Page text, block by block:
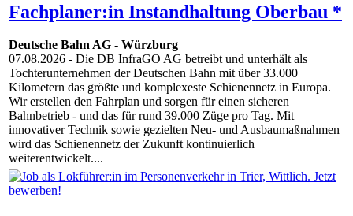
Fachplaner:in Instandhaltung Oberbau *
Deutsche Bahn AG - Würzburg
07.08.2026 - Die DB InfraGO AG betreibt und unterhält als
Tochterunternehmen der Deutschen Bahn mit über 33.000
Kilometern das größte und komplexeste Schienennetz in Europa.
Wir erstellen den Fahrplan und sorgen für einen sicheren
Bahnbetrieb - und das für rund 39.000 Züge pro Tag. Mit
innovativer Technik sowie gezielten Neu- und Ausbaumaßnahmen
wird das Schienennetz der Zukunft kontinuierlich
weiterentwickelt....